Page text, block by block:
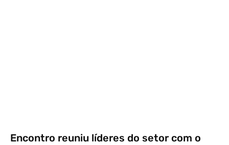
Encontro reuniu líderes do setor com o